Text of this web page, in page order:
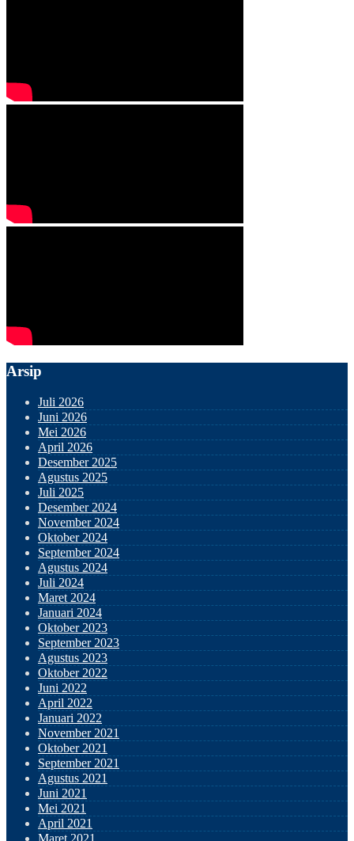
Arsip
Juli 2026
Juni 2026
Mei 2026
April 2026
Desember 2025
Agustus 2025
Juli 2025
Desember 2024
November 2024
Oktober 2024
September 2024
Agustus 2024
Juli 2024
Maret 2024
Januari 2024
Oktober 2023
September 2023
Agustus 2023
Oktober 2022
Juni 2022
April 2022
Januari 2022
November 2021
Oktober 2021
September 2021
Agustus 2021
Juni 2021
Mei 2021
April 2021